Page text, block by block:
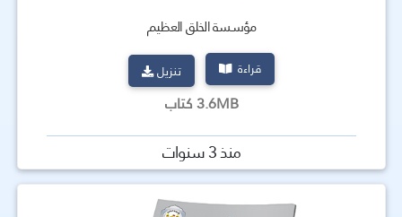
مؤسسة الخلق العظيم
قراءة تنزيل
3.6MB كتاب
منذ 3 سنوات